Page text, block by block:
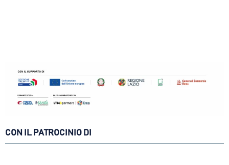
CON IL PATROCINIO DI